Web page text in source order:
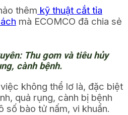
thêm kỹ thuật cắt tỉa
mà ECOMCO đã chia sẻ
Thu gom và tiêu hủy
cành bệnh.
không thể lơ là, đặc biệt
quả rụng, cành bị bệnh
số bào tử nấm, vi khuẩn.